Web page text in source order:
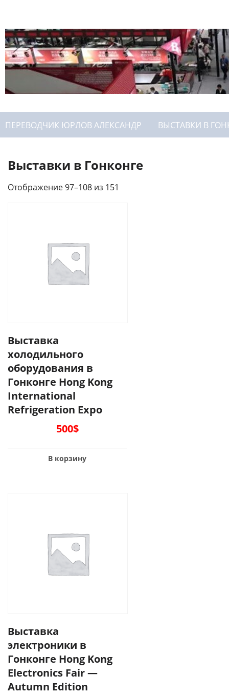
ПЕРЕВОДЧИК ЮРЛОВ АЛЕКСАНДР ВЫСТАВКИ В
Выставки в Гонконге
Отображение 97–108 из 151
Выставка
холодильного
оборудования в
Гонконге Hong Kong
International
Refrigeration Expo
500$
В корзину
Выставка
электроники в
Гонконге Hong Kong
Electronics Fair —
Autumn Edition